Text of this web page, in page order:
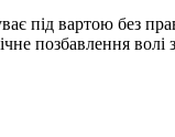
під вартою без
позбавлення волі